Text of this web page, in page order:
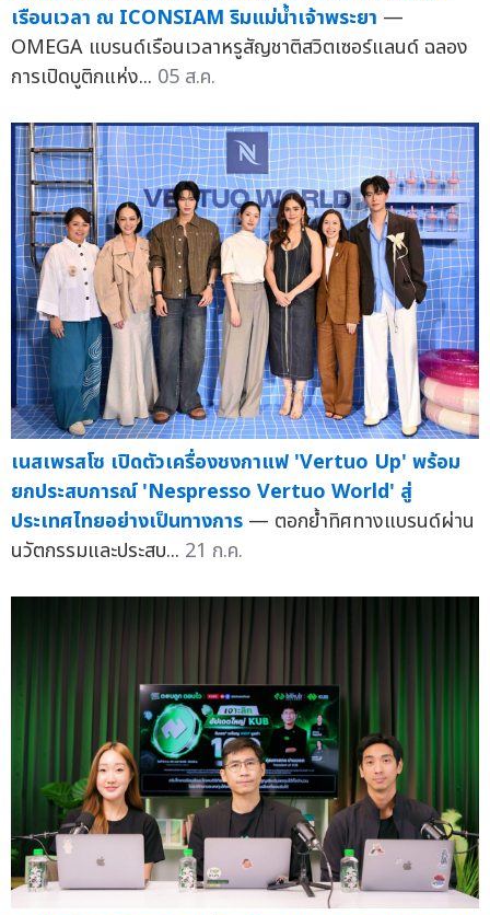
เรือนเวลา ณ ICONSIAM ริมแม่น้ำเจ้าพระยา —
OMEGA แบรนด์เรือนเวลาหรูสัญชาติสวิตเซอร์แลนด์ ฉลอง
การเปิดบูติกแห่ง... 05 ส.ค.
เนสเพรสโซ เปิดตัวเครื่องชงกาแฟ 'Vertuo Up' พร้อม
ยกประสบการณ์ 'Nespresso Vertuo World' สู่
ประเทศไทยอย่างเป็นทางการ — ตอกย้ำทิศทางแบรนด์ผ่าน
นวัตกรรมและประสบ... 21 ก.ค.